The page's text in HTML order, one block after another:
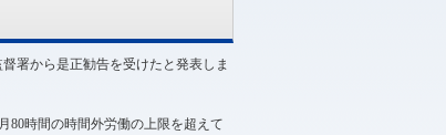
署から是正勧告を受けたと発表しま
80時間の時間外労働の上限を超えて